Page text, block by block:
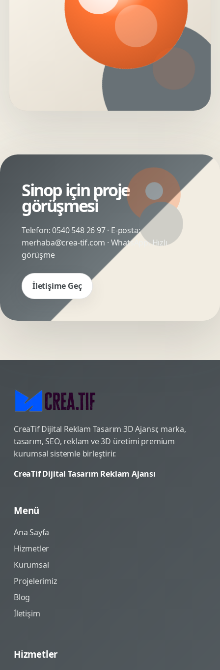
Sinop için proje
görüşmesi
Telefon:0540 548 26 97· E-posta:
merhaba@crea-tif.com · WhatsApp:Hızlı
görüşme
İletişime Geç
CreaTif Dijital Reklam Tasarım 3D Ajansı; marka,
tasarım, SEO, reklam ve 3D üretimi premium
kurumsal sistemle birleştirir.
CreaTif Dijital Tasarım Reklam Ajansı
Menü
Ana Sayfa
Hizmetler
Kurumsal
Projelerimiz
Blog
İletişim
Hizmetler